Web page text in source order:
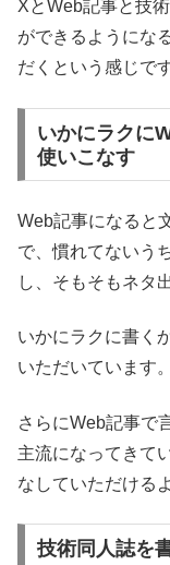
XとWeb記事と技
ができるようにな
だくという感じです
いかにラクに
使いこなす
Web記事になると
で、慣れてないう
し、そもそもネタ
いかにラクに書く
いただいています。
さらにWeb記事で
主流になってきて
なしていただける
技術同人誌を